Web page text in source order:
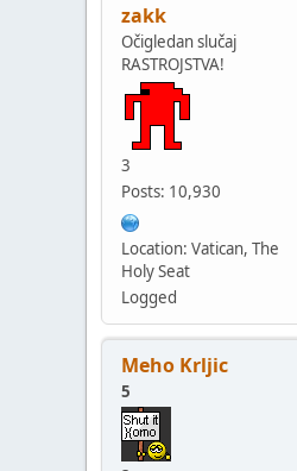
zakk
Očigledan slučaj
RASTROJSTVA!
3
Posts: 10,930
Location: Vatican, The
Holy Seat
Logged
Meho Krljic
5